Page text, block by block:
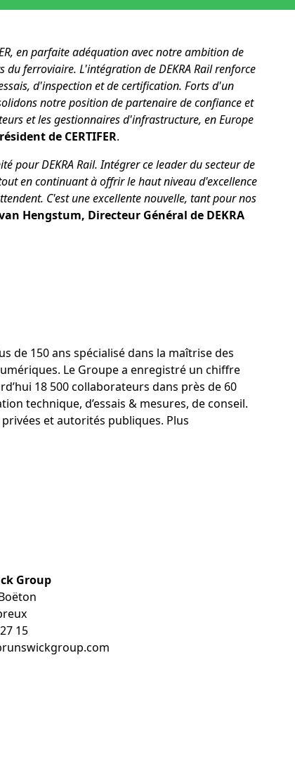
en parfaite adéquation avec notre ambition de
ferroviaire. L'intégration de DEKRA Rail renforce
d'inspection et de certification. Forts d'un
notre position de partenaire de confiance et
et les gestionnaires d'infrastructure, en Europe
de CERTIFER.
pour DEKRA Rail. Intégrer ce leader du secteur de
en continuant à offrir le haut niveau d'excellence
C'est une excellente nouvelle, tant pour nos
Hengstum, Directeur Général de DEKRA
de 150 ans spécialisé dans la maîtrise des
Le Groupe a enregistré un chiffre
18 500 collaborateurs dans près de 60
technique, d’essais & mesures, de conseil.
et autorités publiques. Plus
Group
15